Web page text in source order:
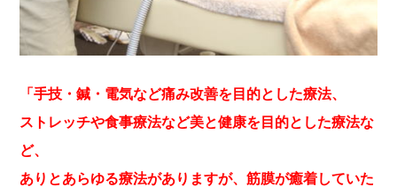
「手技・鍼・電気など痛み改善を目的とした療法、
ストレッチや食事療法など美と健康を目的とした療法な
ど、
ありとあらゆる療法がありますが、筋膜が癒着していた